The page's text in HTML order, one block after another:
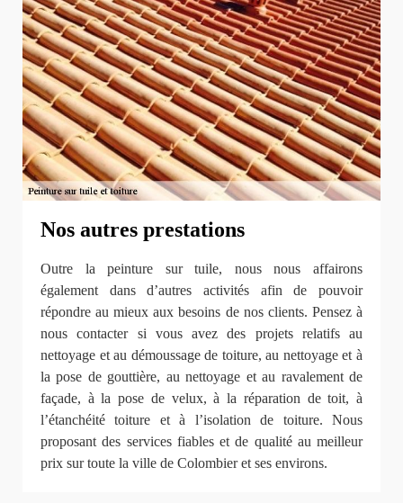
Nos autres prestations
Outre la peinture sur tuile, nous nous affairons
également dans d’autres activités afin de pouvoir
répondre au mieux aux besoins de nos clients. Pensez à
nous contacter si vous avez des projets relatifs au
nettoyage et au démoussage de toiture, au nettoyage et à
la pose de gouttière, au nettoyage et au ravalement de
façade, à la pose de velux, à la réparation de toit, à
l’étanchéité toiture et à l’isolation de toiture. Nous
proposant des services fiables et de qualité au meilleur
prix sur toute la ville de Colombier et ses environs.